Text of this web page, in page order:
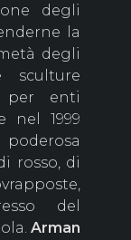
degli
la
degli
sculture
per enti
nel 1999
rosso, di
del
Arman